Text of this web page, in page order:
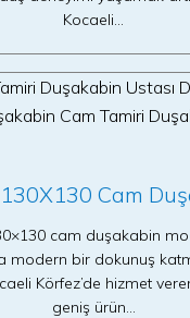
Kocaeli…
Cam
cam duşakabin
modern bir dokunuş
Körfez’de hizmet
geniş ürün…